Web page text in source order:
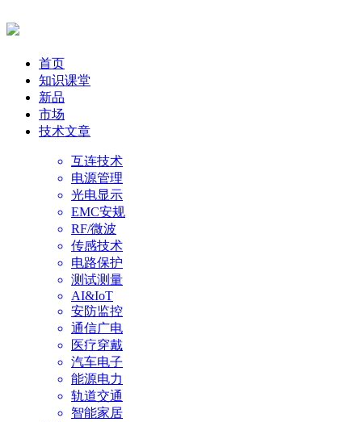
首页
知识课堂
新品
市场
技术文章
互连技术
电源管理
光电显示
EMC安规
RF/微波
传感技术
电路保护
测试测量
AI&IoT
安防监控
通信广电
医疗穿戴
汽车电子
能源电力
轨道交通
智能家居